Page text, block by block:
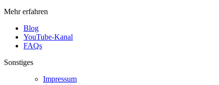
Mehr erfahren
Blog
YouTube-Kanal
FAQs
Sonstiges
Impressum